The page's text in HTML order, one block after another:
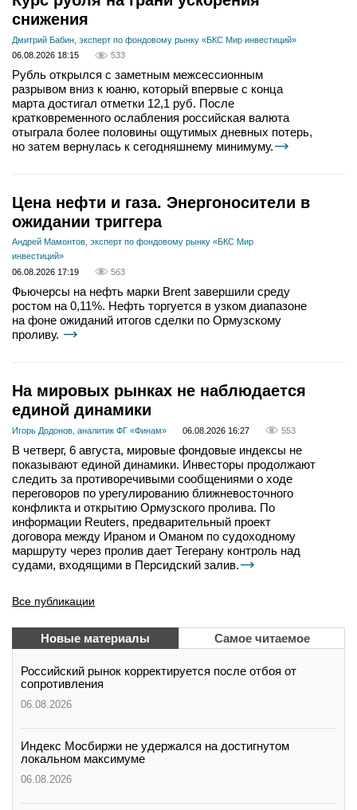
снижения
Дмитрий Бабин, эксперт по фондовому рынку «БКС Мир инвестиций»
06.08.2026 18:15
533
Рубль открылся с заметным межсессионным
разрывом вниз к юаню, который впервые с конца
марта достигал отметки 12,1 руб. После
кратковременного ослабления российская валюта
отыграла более половины ощутимых дневных потерь,
но затем вернулась к сегодняшнему минимуму.
Цена нефти и газа. Энергоносители в
ожидании триггера
Андрей Мамонтов, эксперт по фондовому рынку «БКС Мир
инвестиций»
06.08.2026 17:19
563
Фьючерсы на нефть марки Brent завершили среду
ростом на 0,11%. Нефть торгуется в узком диапазоне
на фоне ожиданий итогов сделки по Ормузскому
проливу.
На мировых рынках не наблюдается
единой динамики
Игорь Додонов, аналитик ФГ «Финам» 06.08.2026 16:27 553
В четверг, 6 августа, мировые фондовые индексы не
показывают единой динамики. Инвесторы продолжают
следить за противоречивыми сообщениями о ходе
переговоров по урегулированию ближневосточного
конфликта и открытию Ормузского пролива. По
информации Reuters, предварительный проект
договора между Ираном и Оманом по судоходному
маршруту через пролив дает Тегерану контроль над
судами, входящими в Персидский залив.
Все публикации
Новые материалы Самое читаемое
Российский рынок корректируется после отбоя от
сопротивления
06.08.2026
Индекс Мосбиржи не удержался на достигнутом
локальном максимуме
06.08.2026